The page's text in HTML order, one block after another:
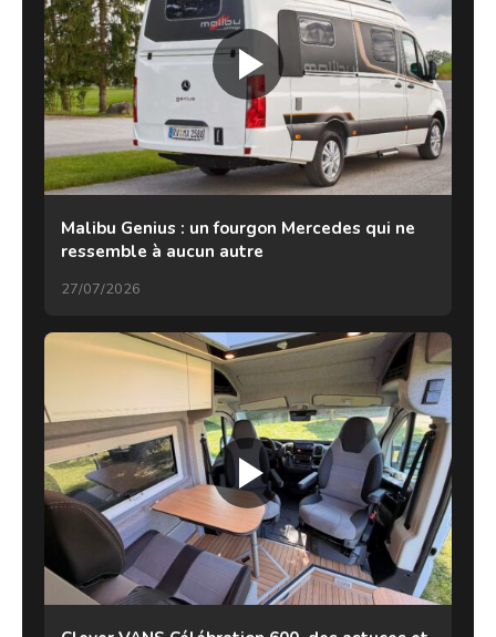
Malibu Genius : un fourgon Mercedes qui ne
ressemble à aucun autre
27/07/2026